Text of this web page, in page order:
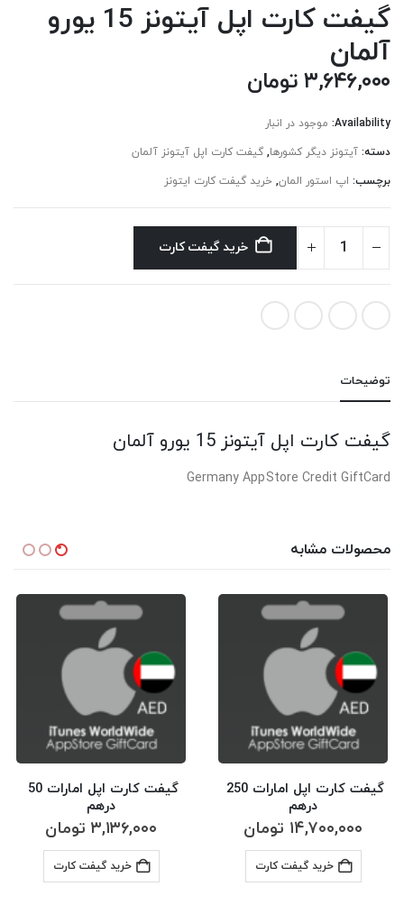
گیفت کارت اپل آیتونز 15 یورو
آلمان
۳,۶۴۶,۰۰۰ تومان
Availability: موجود در انبار
دسته: آیتونز دیگر کشورها, گیفت کارت اپل آیتونز آلمان
برچسب: اپ استور المان, خرید گیفت کارت ایتونز
خرید گیفت کارت
توضیحات
گیفت کارت اپل آیتونز 15 یورو آلمان
Germany AppStore Credit GiftCard
محصولات مشابه
درهم
۱۴,۷۰۰,۰۰۰ تومان
خرید گیفت کارت
درهم
۳,۱۳۶,۰۰۰ تومان
خرید گیفت کارت